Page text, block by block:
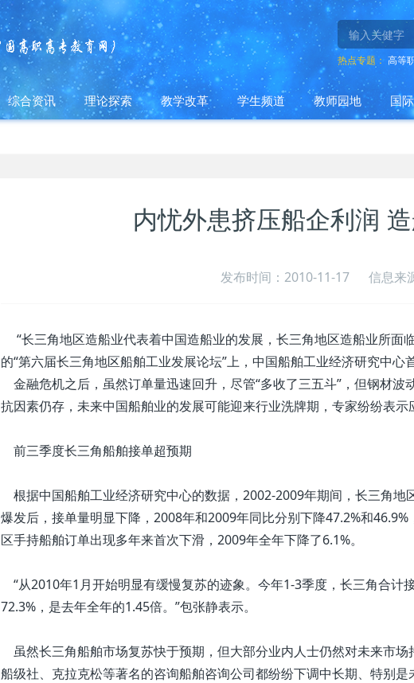
热点专题： 高等
综合资讯 理论探索 教学改革 学生频道 教师园地 国
内忧外患挤压船企利润
发布时间：2010-11-17 信息来
“长三角地区造船业代表着中国造船业的发展，长三角地区造船业所面
的“第六届长三角地区船舶工业发展论坛”上，中国船舶工业经济研究中心
金融危机之后，虽然订单量迅速回升，尽管“多收了三五斗”，但钢材
抗因素仍存，未来中国船舶业的发展可能迎来行业洗牌期，专家纷纷表示
前三季度长三角船舶接单超预期
根据中国船舶工业经济研究中心的数据，2002-2009年期间，长三角地
爆发后，接单量明显下降，2008年和2009年同比分别下降47.2%和
区手持船舶订单出现多年来首次下滑，2009年全年下降了6.1%。
“从2010年1月开始明显有缓慢复苏的迹象。今年1-3季度，长三角合计
72.3%，是去年全年的1.45倍。”包张静表示。
虽然长三角船舶市场复苏快于预期，但大部分业内人士仍然对未来市
船级社、克拉克松等著名的咨询船舶咨询公司都纷纷下调中长期、特别是